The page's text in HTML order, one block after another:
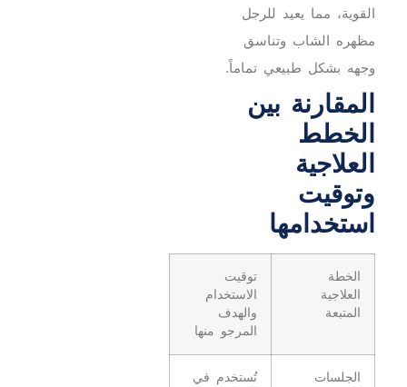
القوية، مما يعيد للرجل
مظهره الشاب وتناسق
وجهه بشكل طبيعي تماماً.
المقارنة بين
الخطط
العلاجية
وتوقيت
استخدامها
الخطة
العلاجية
المتبعة
توقيت
الاستخدام
والهدف
المرجو منها
الجلسات
تُستخدم في